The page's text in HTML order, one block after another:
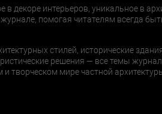
декоре интерьеров, уникальное в
помогая читателям всегда
стилей, исторические
решения — все темы
творческом мире частной